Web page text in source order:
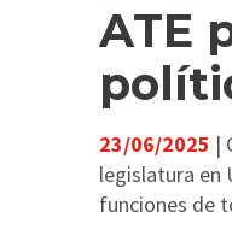
ATE
23/06/2025 |
legislatura en
funciones de